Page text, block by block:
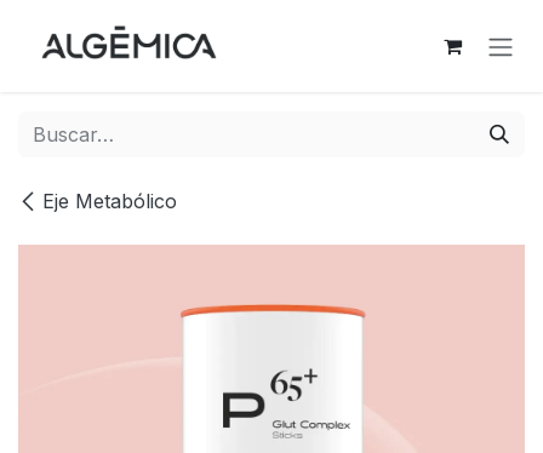
Eje Metabólico